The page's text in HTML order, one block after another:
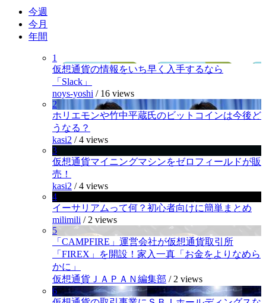
今週
今月
年間
1
仮想通貨の情報をいち早く入手するなら
「Slack」
noys-yoshi / 16 views
2
ホリエモンや竹中平蔵氏のビットコインは今後ど
うなる？
kasi2 /4 views
3
仮想通貨マイニングマシンをゼロフィールドが販
売！
kasi2 /4 views
4
イーサリアムって何？初心者向けに簡単まとめ
milimili / 2 views
5
「CAMPFIRE」運営会社が仮想通貨取引所
「FIREX」を開設！家入一真「お金をよりなめら
かに」
仮想通貨ＪＡＰＡＮ編集部 / 2 views
6